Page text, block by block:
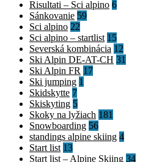
Risultati – Sci alpino 6
Sánkovanie 59
Sci alpino 22
Sci alpino – startlist 15
Severská kombinácia 12
Ski Alpin DE-AT-CH 31
Ski Alpin FR 17
Ski jumping 1
Skidskytte 7
Skiskyting 5
Skoky na lyžiach 181
Snowboarding 56
standings alpine skiing 4
Start list 13
Start list – Alpine Skiing 34